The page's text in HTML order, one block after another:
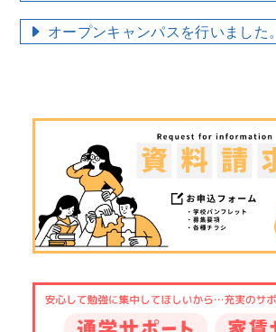
オープンキャンパスを行いました。